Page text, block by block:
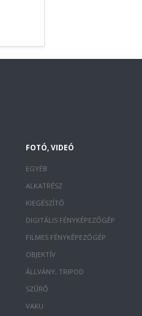
FOTÓ, VIDEÓ
EGYÉB
ALKATRÉSZ
KIEGÉSZÍTŐ
DIGITÁLIS FÉNYKÉPEZŐGÉP
FILMES FÉNYKÉPEZŐGÉP
OBJEKTÍV
ÁLLVÁNY, TRIPOD
SZŰRŐ
VAKU